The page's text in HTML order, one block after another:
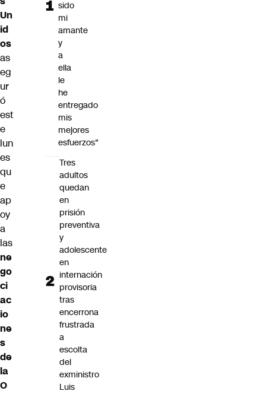
Un
id
os
as
eg
ur
ó
est
e
lun
es
qu
e
ap
oy
a
las
ne
go
ci
ac
io
ne
s
de
la
O
sido
mi
amante
y
a
ella
le
he
entregado
mis
mejores
esfuerzos"
Tres
adultos
quedan
en
prisión
preventiva
y
adolescente
en
internación
provisoria
tras
encerrona
frustrada
a
escolta
del
exministro
Luis